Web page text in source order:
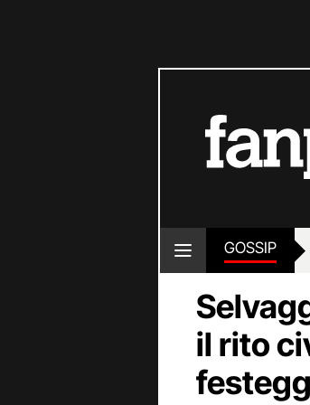
GOSSIP
il rito